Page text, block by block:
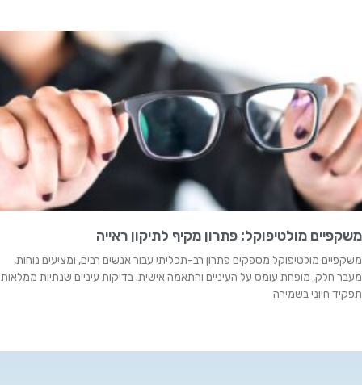
משקפיים מולטיפוקל: פתרון מקיף לתיקון ראייה
משקפיים מולטיפוקל מספקים פתרון רב-תכליתי עבור אנשים רבים, ומציעים נוחות,
מעבר חלק, מופחת עומס על העיניים והתאמה אישית. בדיקות עיניים שנתיות ממלאות
תפקיד חיוני בשמירה